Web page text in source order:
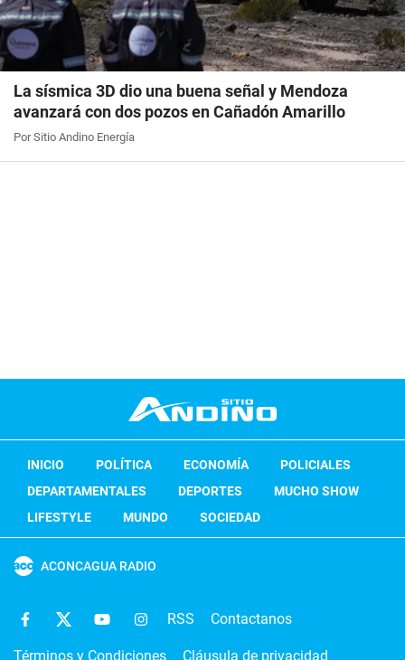
La sísmica 3D dio una buena señal y Mendoza
avanzará con dos pozos en Cañadón Amarillo
Por Sitio Andino Energía
INICIO POLÍTICA ECONOMÍA
POLICIALES
DEPARTAMENTALES
DEPORTES
MUCHO SHOW
LIFESTYLE
MUNDO SOCIEDAD
ACONCAGUA RADIO
RSS Contactanos
Términos y Condiciones Cláusula de privacidad